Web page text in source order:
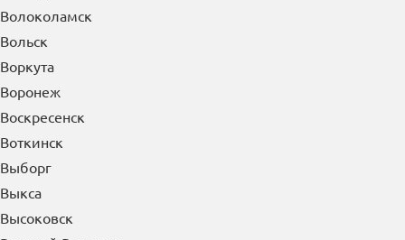
Волоколамск
Вольск
Воркута
Воронеж
Воскресенск
Воткинск
Выборг
Выкса
Высоковск